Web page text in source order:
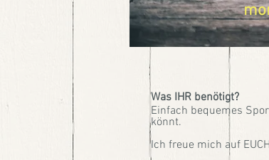
Was IHR benötigt?
Einfach bequemes
könnt.
Ich freue mich auf